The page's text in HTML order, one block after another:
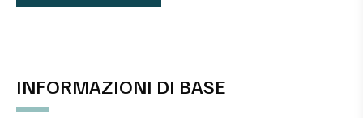
INFORMAZIONI DI BASE